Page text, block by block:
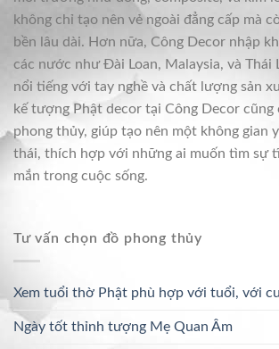
không chỉ tạo nên vẻ ngoài đẳng cấp mà
bền lâu dài. Hơn nữa, Công Decor nhập
các nước như Đài Loan, Malaysia, và Thái
nổi tiếng với tay nghề và chất lượng sản
kế tượng Phật decor tại Công Decor cũng
phong thủy, giúp tạo nên một không gian
thái, thích hợp với những ai muốn tìm sự
mắn trong cuộc sống.
Tư vấn chọn đồ phong thủy
Xem tuổi thờ Phật phù hợp với tuổi, với
Ngày tốt thỉnh tượng Mẹ Quan Âm